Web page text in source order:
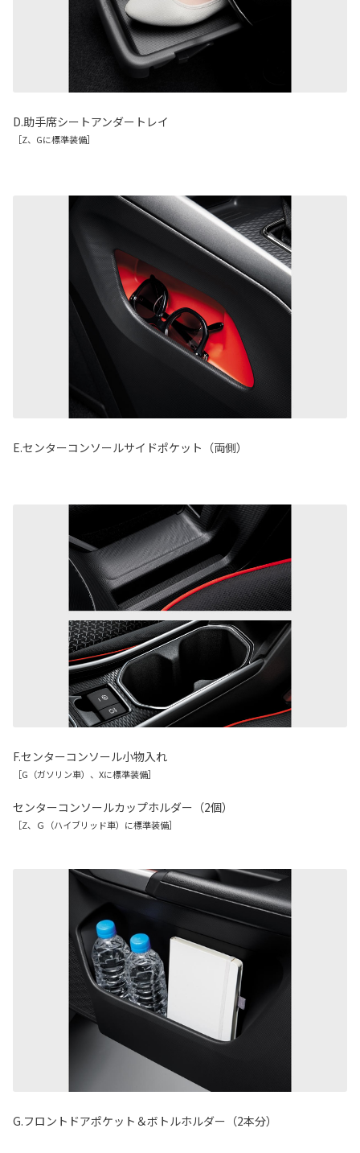
D.助手席シートアンダートレイ
［Z、Gに標準装備］
E.センターコンソールサイドポケット（両側）
F.センターコンソール小物入れ
［G（ガソリン車）、Xに標準装備］
センターコンソールカップホルダー（2個）
［Z、Ｇ（ハイブリッド車）に標準装備］
G.フロントドアポケット＆ボトルホルダー（2本分）